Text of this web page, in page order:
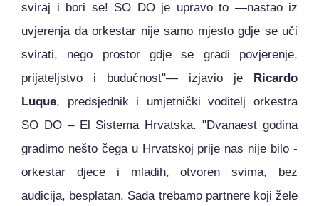
sviraj i bori se! SO DO je upravo to —nastao iz
uvjerenja da orkestar nije samo mjesto gdje se uči
svirati, nego prostor gdje se gradi povjerenje,
prijateljstvo i budućnost"— izjavio je
Ricardo
Luque, predsjednik i umjetnički voditelj orkestra
SO DO – El Sistema Hrvatska. "Dvanaest godina
gradimo nešto čega u Hrvatskoj prije nas nije bilo -
orkestar djece i mladih, otvoren svima, bez
audicija, besplatan. Sada trebamo partnere koji žele